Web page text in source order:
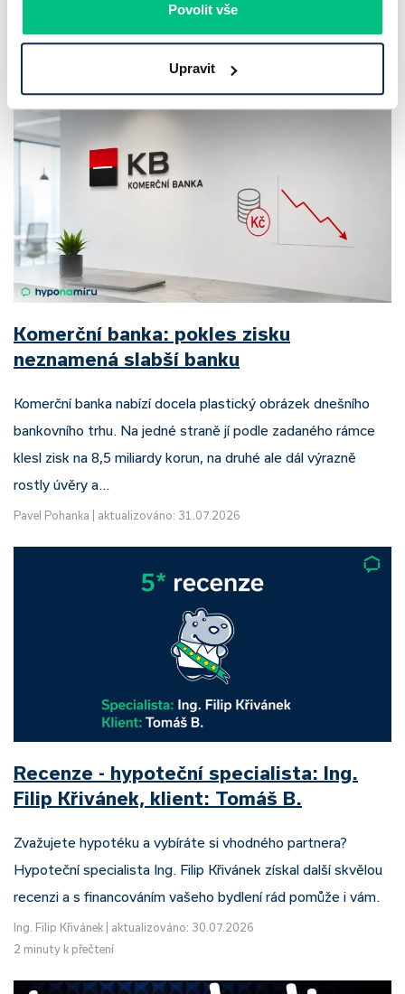
Povolit vše
Upravit
Komerční banka: pokles zisku
neznamená slabší banku
Komerční banka nabízí docela plastický obrázek dnešního
bankovního trhu. Na jedné straně jí podle zadaného rámce
klesl zisk na 8,5 miliardy korun, na druhé ale dál výrazně
rostly úvěry a…
Pavel Pohanka aktualizováno: 31.07.2026
Recenze - hypoteční specialista: Ing.
Filip Křivánek, klient: Tomáš B.
Zvažujete hypotéku a vybíráte si vhodného partnera?
Hypoteční specialista Ing. Filip Křivánek získal další skvělou
recenzi a s financováním vašeho bydlení rád pomůže i vám.
Ing. Filip Křivánek
aktualizováno: 30.07.2026
2 minuty k přečtení